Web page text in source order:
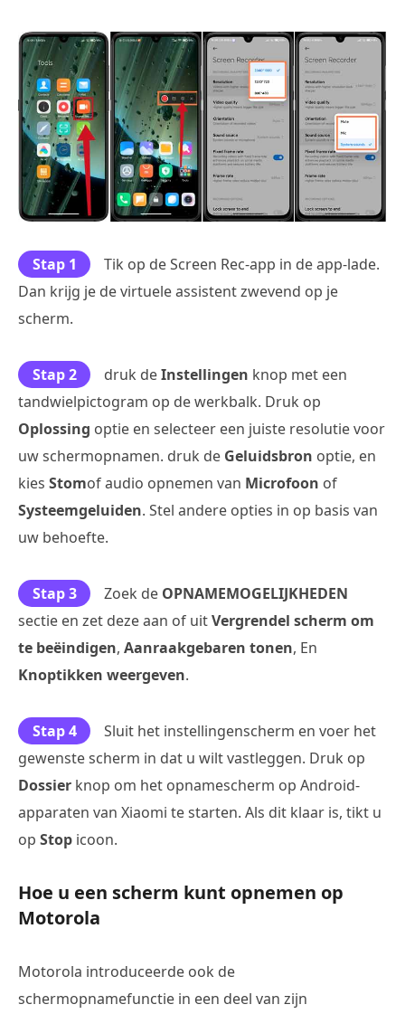
Stap 1
Tik op de Screen Rec-app in de app-lade.
Dan krijg je de virtuele assistent zwevend op je
scherm.
Stap 2 druk deInstellingen knop met een
tandwielpictogram op de werkbalk. Druk op
Oplossing optie en selecteer een juiste resolutie voor
uw schermopnamen. druk de Geluidsbron optie, en
kies Stomof audio opnemen van Microfoon of
Systeemgeluiden. Stel andere opties in op basis van
uw behoefte.
Stap 3 Zoek de OPNAMEMOGELIJKHEDEN
sectie en zet deze aan of uitVergrendel scherm om
te beëindigen, Aanraakgebaren tonen, En
Knoptikken weergeven.
Stap 4
Sluit het instellingenscherm en voer het
gewenste scherm in dat u wilt vastleggen. Druk op
Dossier knop om het opnamescherm op Android-
apparaten van Xiaomi te starten. Als dit klaar is, tikt u
op Stop icoon.
Hoe u een scherm kunt opnemen op
Motorola
Motorola introduceerde ook de
schermopnamefunctie in een deel van zijn